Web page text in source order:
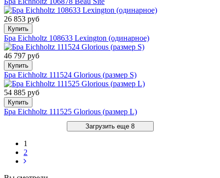
26 853 руб
Купить
Бра Eichholtz 108633 Lexington (одинарное)
46 797 руб
Купить
Бра Eichholtz 111524 Glorious (размер S)
54 885 руб
Купить
Бра Eichholtz 111525 Glorious (размер L)
Загрузить еще 8
1
2